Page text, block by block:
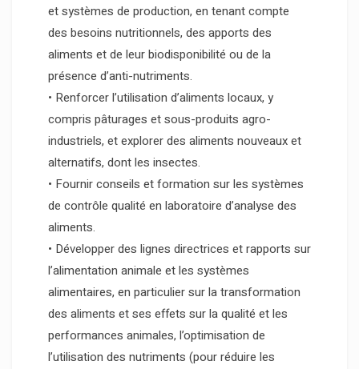
et systèmes de production, en tenant compte
des besoins nutritionnels, des apports des
aliments et de leur biodisponibilité ou de la
présence d’anti-nutriments.
• Renforcer l’utilisation d’aliments locaux, y
compris pâturages et sous-produits agro-
industriels, et explorer des aliments nouveaux et
alternatifs, dont les insectes.
• Fournir conseils et formation sur les systèmes
de contrôle qualité en laboratoire d’analyse des
aliments.
• Développer des lignes directrices et rapports sur
l’alimentation animale et les systèmes
alimentaires, en particulier sur la transformation
des aliments et ses effets sur la qualité et les
performances animales, l’optimisation de
l’utilisation des nutriments (pour réduire les